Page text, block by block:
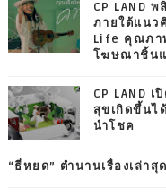
CP LAND
ภายใต้แนว
Life คุณภา
โฆษณาชิ้นแ
CP LAND
สุขเกิดขึ้นไ
นำโชค
“ธี่หยด” ตำนานเรื่องเล่า